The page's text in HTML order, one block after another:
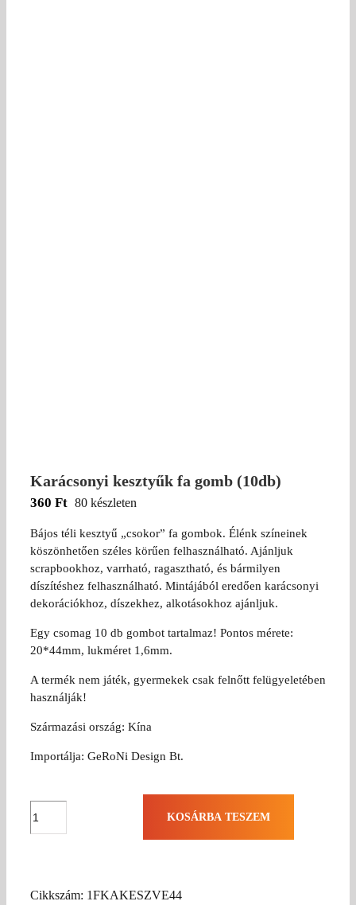
Karácsonyi kesztyűk fa gomb (10db)
360 Ft 80 készleten
Bájos téli kesztyű „csokor” fa gombok. Élénk színeinek
köszönhetően széles körűen felhasználható. Ajánljuk
scrapbookhoz, varrható, ragasztható, és bármilyen
díszítéshez felhasználható. Mintájából eredően karácsonyi
dekorációkhoz, díszekhez, alkotásokhoz ajánljuk.
Egy csomag 10 db gombot tartalmaz! Pontos mérete:
20*44mm, lukméret 1,6mm.
A termék nem játék, gyermekek csak felnőtt felügyeletében
használják!
Származási ország: Kína
Importálja: GeRoNi Design Bt.
KOSÁRBA TESZEM
Cikkszám: 1FKAKESZVE44